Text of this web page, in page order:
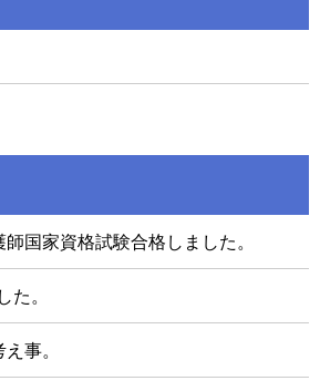
国家資格試験合格しました。
た。
事。